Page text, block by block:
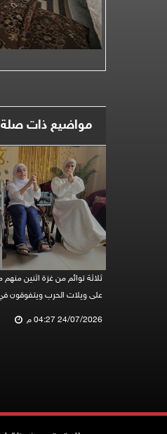
مواضيع ذات صلة
ثلاثة توائم من غزة اثنين
على ويلات الحرب ويتفوقون في
24/07/2026 04:27 م